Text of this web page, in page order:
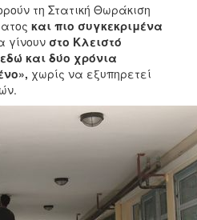
τη Στατική Θωράκιση
και πιο συγκεκριμένα
γίνουν στο Κλειστό
και δύο χρόνια
χωρίς να εξυπηρετεί